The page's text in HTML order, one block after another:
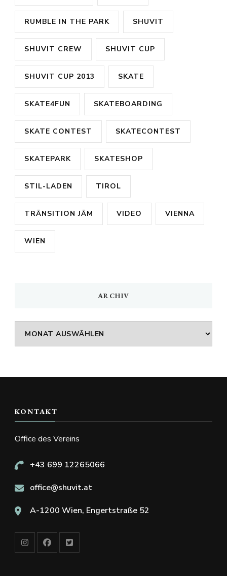
RUMBLE IN THE PARK SHUVIT
SHUVIT CREW SHUVIT CUP
SHUVIT CUP 2013 SKATE
SKATE4FUN SKATEBOARDING
SKATE CONTEST SKATECONTEST
SKATEPARK SKATESHOP
STIL-LADEN TIROL
TRÄNSITION JÄM VIDEO VIENNA
WIEN
ARCHIV
Archiv
KONTAKT
Office des Vereins
+43 699 12265066
office@shuvit.at
A-1200 Wien, Engertstraße 52